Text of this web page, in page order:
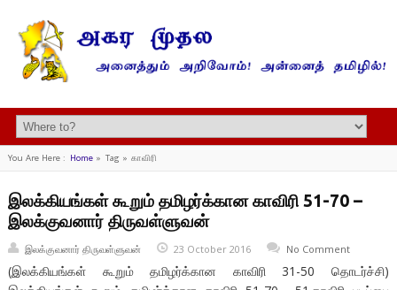
You Are Here : Home» Tag » காவிரி
இலக்கியங்கள் கூறும் தமிழர்க்கான காவிரி 51-70 –
இலக்குவனார் திருவள்ளுவன்
இலக்குவனார் திருவள்ளுவன் 23 October 2016 No Comment
(இலக்கியங்கள் கூறும் தமிழர்க்கான காவிரி 31-50 தொடர்ச்சி)